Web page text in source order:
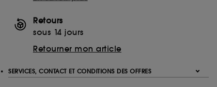
Retours
sous 14 jours
Retourner mon article
SERVICES, CONTACT ET CONDITIONS DES OFFRES